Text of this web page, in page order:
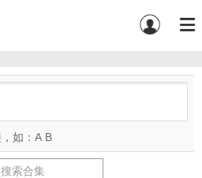
如：A B
索合集